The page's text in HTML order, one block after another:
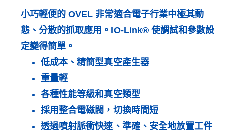
小巧輕便的 OVEL 非常適合電子行業中極其動
態、分散的抓取應用。IO-Link® 使調試和參數設
定變得簡單。
低成本、精簡型真空產生器
重量輕
各種性能等級和真空類型
採用整合電磁閥，切換時間短
透過噴射脈衝快速、準確、安全地放置工件